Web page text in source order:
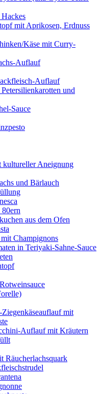
mit Aprikosen, Erdnuss
Käse mit Curry-
Auflauf
Auflauf
und
Sauce
kultureller Aneignung
und Bärlauch
aus dem Ofen
Champignons
in Teriyaki-Sahne-Sauce
mit
Auflauf mit Kräutern
Räucherlachsquark